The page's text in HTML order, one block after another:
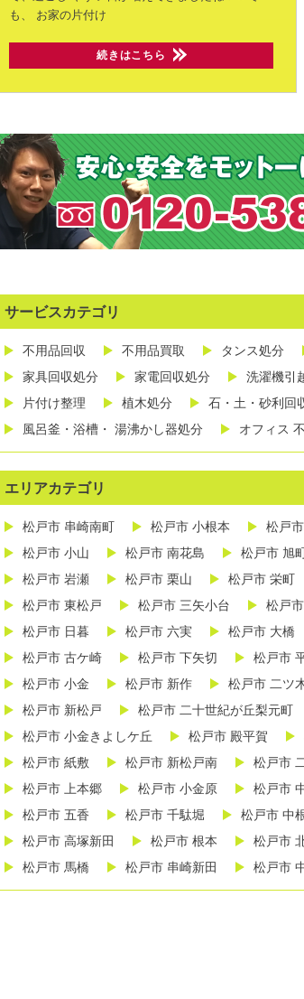
も、
お家の片付け
続きはこちら
サービスカテゴリ
不用品回収 不用品買取 タンス処分
家具回収処分
家電回収処分 洗濯機引
片付け整理
植木処分 石・土・砂利回
風呂釜・浴槽・ 湯沸かし器処分
オフィス
エリアカテゴリ
松戸市 串崎南町 松戸市 小根本 松戸
松戸市 小山
松戸市 南花島 松戸市 旭
松戸市 岩瀬
松戸市 栗山 松戸市 栄町
松戸市 東松戸
松戸市 三矢小台 松戸
松戸市 日暮
松戸市 六実 松戸市 大橋
松戸市 古ケ崎
松戸市 下矢切 松戸市
松戸市 小金
松戸市 新作 松戸市 二ツ
松戸市 新松戸
松戸市 二十世紀が丘梨元町
松戸市 小金きよしケ丘
松戸市 殿平賀
松戸市 紙敷
松戸市 新松戸南 松戸市
松戸市 上本郷
松戸市 小金原 松戸市
松戸市 五香
松戸市 千駄堀 松戸市 中
松戸市 高塚新田
松戸市 根本 松戸市
松戸市 馬橋
松戸市 串崎新田 松戸市